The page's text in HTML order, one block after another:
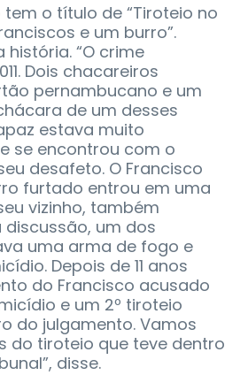
o título de “Tiroteio no
e um burro”.
história. “O crime
Dois chacareiros
pernambucano e um
de um desses
estava muito
se encontrou com o
desafeto. O Francisco
furtado entrou em uma
vizinho, também
discussão, um dos
uma arma de fogo e
Depois de 11 anos
do Francisco acusado
e um 2º tiroteio
do julgamento. Vamos
do tiroteio que teve dentro
disse.